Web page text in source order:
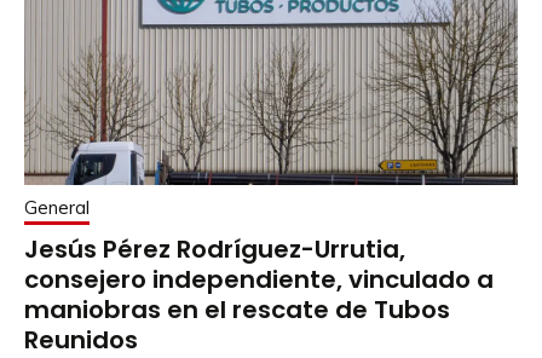
General
Jesús Pérez Rodríguez-Urrutia,
consejero independiente, vinculado a
maniobras en el rescate de Tubos
Reunidos